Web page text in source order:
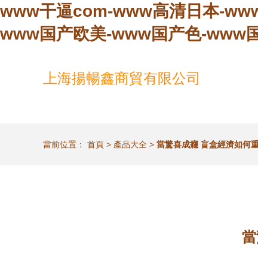
www干逼com-www高清日本-
www国产欧美-www国产色-www
上海揚暢鑫商貿有限公司
當前位置： 首頁 > 產品大全 > 當驚喜成癮 盲盒經濟如何